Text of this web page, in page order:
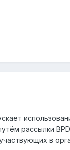
рассылки
в